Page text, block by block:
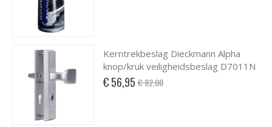
Kerntrekbeslag Dieckmann Alpha
knop/kruk veiligheidsbeslag D7011N
Special
€ 56,95 € 82,00